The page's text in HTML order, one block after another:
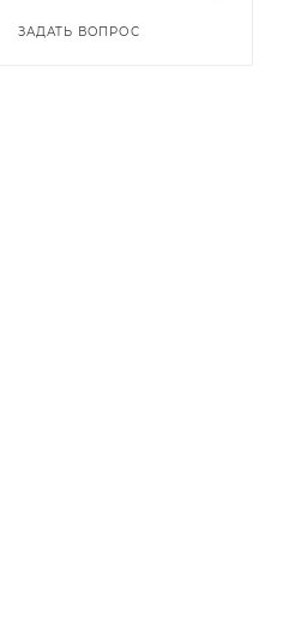
ЗАДАТЬ ВОПРОС